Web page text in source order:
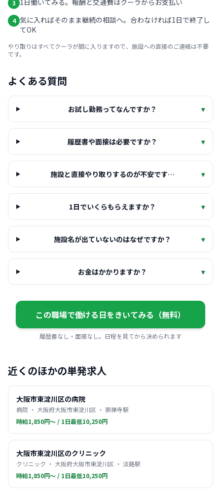
3 1日働いてみる。報酬と交通費はクーラからお支払い
4 気に入ればそのまま継続の相談へ。合わなければ1日で終了し
てOK
やり取りはすべてクーラが間に入りますので、施設への直接のご連絡は不要
です。
よくある質問
お試し勤務ってなんですか？ ▾
履歴書や面接は必要ですか？ ▾
施設と直接やり取りするのが不安です… ▾
1日でいくらもらえますか？ ▾
施設名が出ていないのはなぜですか？ ▾
お金はかかりますか？ ▾
この職場で働ける日をきいてみる（無料）
履歴書なし・面接なし。日程を見てから決められます
近くのほかの単発求人
大阪市東淀川区の病院
病院 ・ 大阪府大阪市東淀川区 ・ 崇禅寺駅
時給1,850円〜 / 1日最低10,250円
大阪市東淀川区のクリニック
クリニック ・ 大阪府大阪市東淀川区 ・ 淡路駅
時給1,850円〜 / 1日最低10,250円